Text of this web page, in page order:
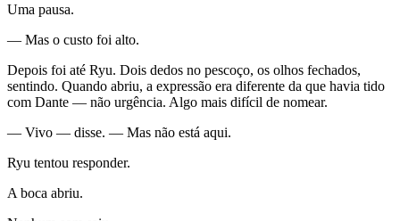
Uma pausa.
— Mas o custo foi alto.
Depois foi até Ryu. Dois dedos no pescoço, os olhos fechados,
sentindo. Quando abriu, a expressão era diferente da que havia tido
com Dante — não urgência. Algo mais difícil de nomear.
— Vivo — disse. — Mas não está aqui.
Ryu tentou responder.
A boca abriu.